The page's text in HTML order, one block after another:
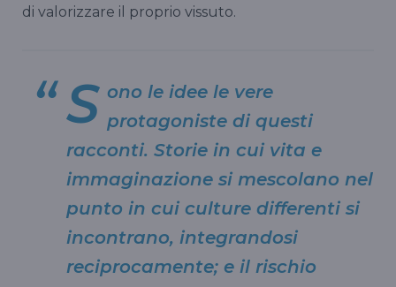
di valorizzare il proprio vissuto.
S ono le idee le vere
protagoniste di questi
racconti. Storie in cui vita e
immaginazione si mescolano nel
punto in cui culture differenti si
incontrano, integrandosi
reciprocamente; e il rischio